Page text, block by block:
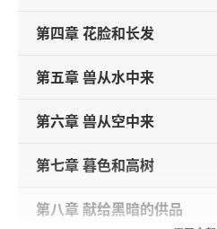
第四章 花脸和长发
第五章 兽从水中来
第六章 兽从空中来
第七章 暮色和高树
第八章 献给黑暗的供品